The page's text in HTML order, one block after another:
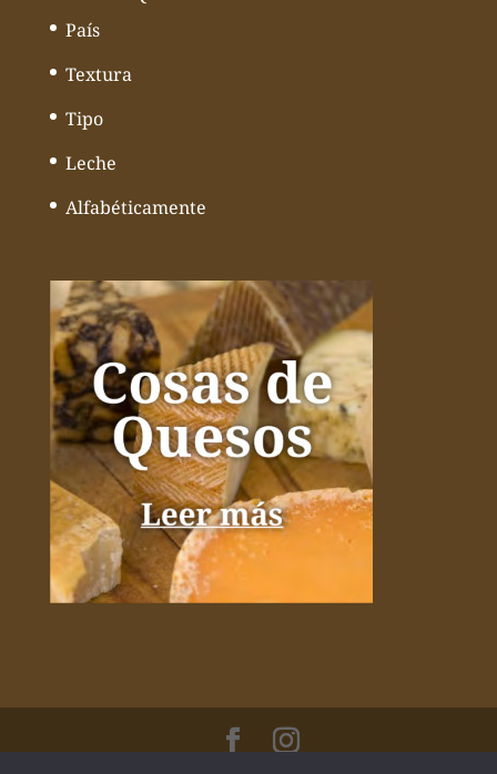
País
Textura
Tipo
Leche
Alfabéticamente